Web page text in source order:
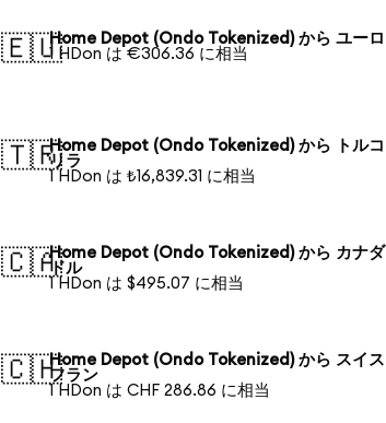
🇪🇺Home Depot (Ondo Tokenized) から ユーロ
1 HDon は €306.36 に相当
🇹🇷Home Depot (Ondo Tokenized) から トルコ
リラ
1 HDon は ₺16,839.31 に相当
🇨🇦Home Depot (Ondo Tokenized) から カナダ
ドル
1 HDon は $495.07 に相当
🇨🇭Home Depot (Ondo Tokenized) から スイス
フラン
1 HDon は CHF 286.86 に相当